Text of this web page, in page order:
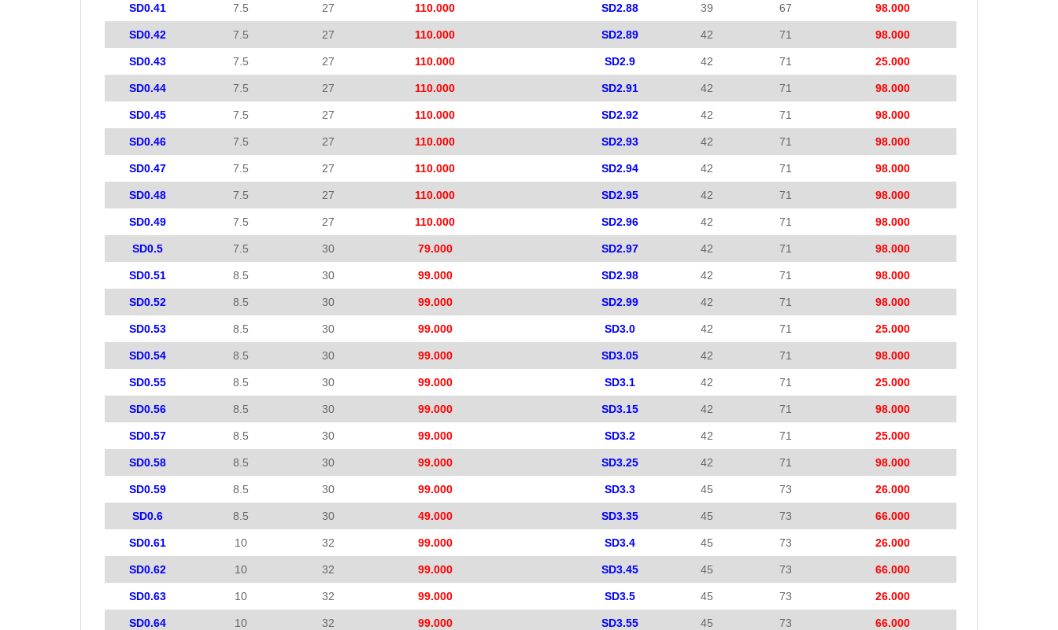
SD0.41 7.5 27 110.000 SD2.88 39 67 98.000
SD0.42 7.5 27 110.000 SD2.89 42 71 98.000
SD0.43 7.5 27 110.000 SD2.9 42 71 25.000
SD0.44 7.5 27 110.000 SD2.91 42 71 98.000
SD0.45 7.5 27 110.000 SD2.92 42 71 98.000
SD0.46 7.5 27 110.000 SD2.93 42 71 98.000
SD0.47 7.5 27 110.000 SD2.94 42 71 98.000
SD0.48 7.5 27 110.000 SD2.95 42 71 98.000
SD0.49 7.5 27 110.000 SD2.96 42 71 98.000
SD0.5 7.5 30 79.000 SD2.97 42 71 98.000
SD0.51 8.5 30 99.000 SD2.98 42 71 98.000
SD0.52 8.5 30 99.000 SD2.99 42 71 98.000
SD0.53 8.5 30 99.000 SD3.0 42 71 25.000
SD0.54 8.5 30 99.000 SD3.05 42 71 98.000
SD0.55 8.5 30 99.000 SD3.1 42 71 25.000
SD0.56 8.5 30 99.000 SD3.15 42 71 98.000
SD0.57 8.5 30 99.000 SD3.2 42 71 25.000
SD0.58 8.5 30 99.000 SD3.25 42 71 98.000
SD0.59 8.5 30 99.000 SD3.3 45 73 26.000
SD0.6 8.5 30 49.000 SD3.35 45 73 66.000
SD0.61 10 32 99.000 SD3.4 45 73 26.000
SD0.62 10 32 99.000 SD3.45 45 73 66.000
SD0.63 10 32 99.000 SD3.5 45 73 26.000
SD0.64 10 32 99.000 SD3.55 45 73 66.000